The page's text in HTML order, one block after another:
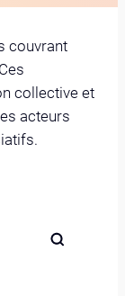
couvrant
collective et
acteurs